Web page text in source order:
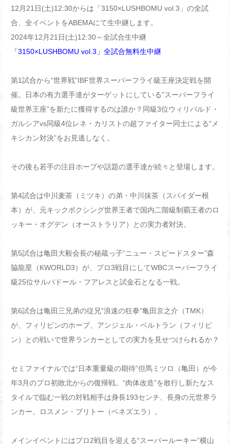
12月21日(土)12:30からは「3150×LUSHBOMU vol.3」の全試
合、全イベントをABEMAにて生中継します。
2024年12月21日(土)12:30～全試合生中継
「3150×LUSHBOMU vol.3」全試合無料生中継
第1試合から“世界戦”IBF世界スーパーフライ級王座決定戦を開
催。日本の有力選手達がターゲットにしている”スーパーフライ
級世界王座”を新たに獲得するのは誰か？同級3位ウィリバルド・
ガルシアvs同級4位レネ・カリストの超ファイター同士による“メ
キシカン対決”をお見逃しなく。
その後も若手の注目ホープや話題の選手達が続々と登場します。
第4試合は中川麦茶（ミツキ）の弟・中川抹茶（スパイダー根
本）が、元キックボクシング世界王者で国内二階級制覇王者のロ
ッキー・オグデン（オーストラリア）との実力者対決。
第5試合は亀田大毅会長の秘蔵っ子“ニュー・スピードスター”森
脇龍星（KWORLD3）が、プロ3戦目にしてWBCスーパーフライ
級25位サルバドール・フアレスと試金石となる一戦。
第6試合は亀田三兄弟の従兄”浪速の狂拳”亀田京之介（TMK）
が、フィリピンのホープ、アンジェル・ベルトラン（フィリピ
ン）との戦いで世界ランカーとしての実力を見せつけられるか？
セミファイナルでは“日本重量級の期待”但馬ミツロ（亀田）が今
年3月のプロ初敗北からの復帰戦。“肉体改造”を敢行し新たなス
タイルで臨む一戦の対戦相手は身長193センチ、長身の元世界ラ
ンカー、ロスメン・ブリトー（ベネズエラ）。
メインイベントにはプロ2戦目を迎える“スーパールーキー”横山